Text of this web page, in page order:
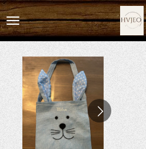
Ga
direct
naar
hoofdinhoud